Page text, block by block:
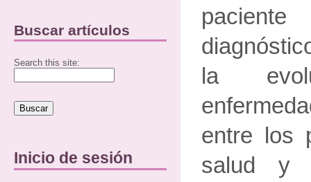
Buscar artículos
Search this site:
Inicio de sesión
la
entre los
salud y